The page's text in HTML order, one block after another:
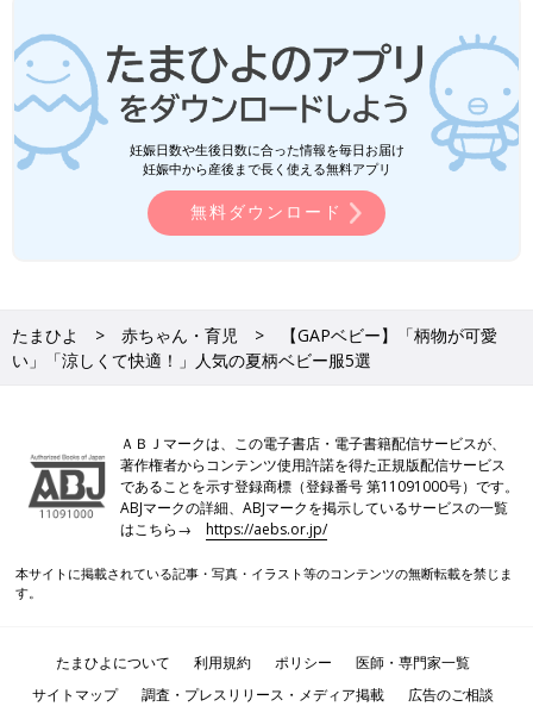
妊娠日数や生後日数に合った情報を毎日お届け
妊娠中から産後まで長く使える無料アプリ
無料ダウンロード
たまひよ 赤ちゃん・育児
【GAPベビー】「柄物が可愛
い」「涼しくて快適！」人気の夏柄ベビー服5選
ＡＢＪマークは、この電子書店・電子書籍配信サービスが、
著作権者からコンテンツ使用許諾を得た正規版配信サービス
であることを示す登録商標（登録番号 第11091000号）です。
ABJマークの詳細、ABJマークを掲示しているサービスの一覧
はこちら→https://aebs.or.jp/
本サイトに掲載されている記事・写真・イラスト等のコンテンツの無断転載を禁じま
す。
たまひよについて 利用規約 ポリシー
医師・専門家一覧
サイトマップ
調査・プレスリリース・メディア掲載
広告のご相談